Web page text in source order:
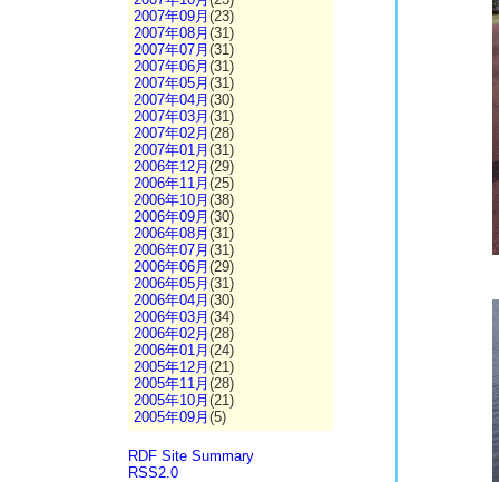
2007年09月 (23)
2007年08月 (31)
2007年07月 (31)
2007年06月 (31)
2007年05月 (31)
2007年04月 (30)
2007年03月 (31)
2007年02月 (28)
2007年01月 (31)
2006年12月 (29)
2006年11月 (25)
2006年10月 (38)
2006年09月 (30)
2006年08月 (31)
2006年07月 (31)
2006年06月 (29)
2006年05月 (31)
2006年04月 (30)
2006年03月 (34)
2006年02月 (28)
2006年01月 (24)
2005年12月 (21)
2005年11月 (28)
2005年10月 (21)
2005年09月 (5)
RDF Site Summary
RSS2.0